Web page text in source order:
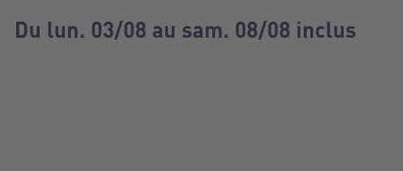
Du lun. 03/08 au sam. 08/08 inclus